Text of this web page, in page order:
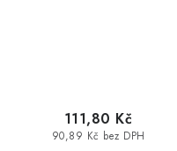
90,89 Kč bez DPH
111,80 Kč